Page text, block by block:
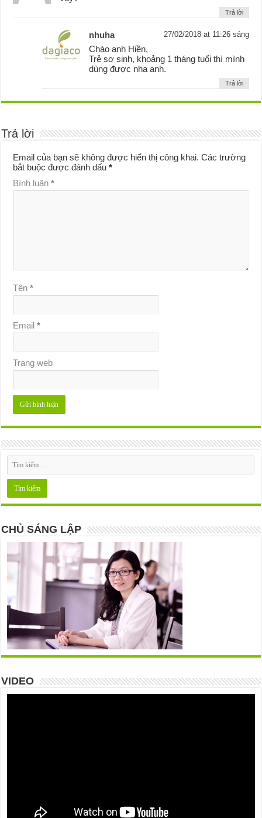
Trả lời
nhuha 27/02/2018 at 11:26 sáng
Chào anh Hiền,
Trẻ sơ sinh, khoảng 1 tháng tuổi thì mình
dùng được nha anh.
Trả lời
Trả lời
Email của bạn sẽ không được hiển thị công khai. Các trường
bắt buộc được đánh dấu*
Bình luận*
Tên*
Email*
Trang web
CHỦ SÁNG LẬP
VIDEO